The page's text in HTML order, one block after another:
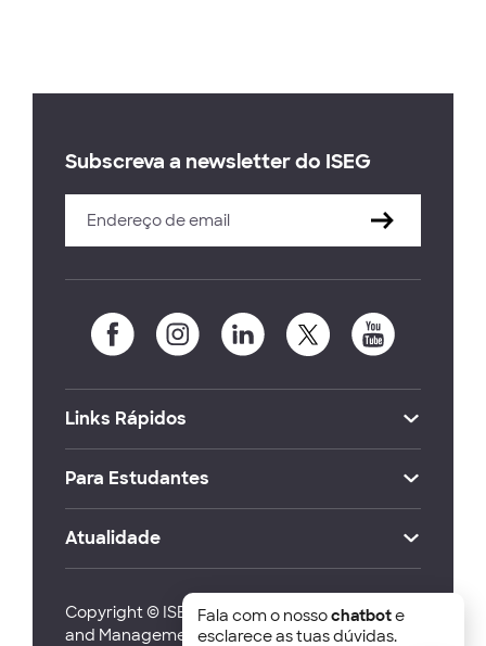
Subscreva a newsletter do ISEG
Links Rápidos
Para Estudantes
Atualidade
Copyright © ISEG Lisbon School of Economics
and Management 2026
Fala com o nossochatbote
esclarece as tuas dúvidas.